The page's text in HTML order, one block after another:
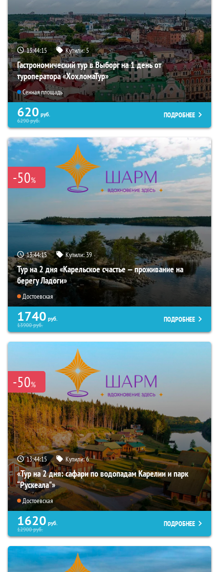
13:44:14 Купили:5
Гастрономический тур в Выборг на 1 день от
туроператора «ХохломаТур»
Сенная площадь
620 руб.
6290руб.
ПОДРОБНЕЕ
-50%
13:44:14 Купили:39
Тур на 2 дня «Карельское счастье — проживание на
берегу Ладоги»
Достоевская
1740 руб.
13900руб.
ПОДРОБНЕЕ
-50%
13:44:14 Купили:6
«Тур на 2 дня: сафари по водопадам Карелии и парк
“Рускеала"»
Достоевская
1620 руб.
12900руб.
ПОДРОБНЕЕ